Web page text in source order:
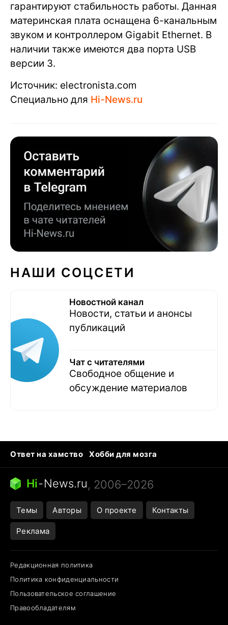
гарантируют стабильность работы. Данная
материнская плата оснащена 6-канальным
звуком и контроллером Gigabit Ethernet. В
наличии также имеются два порта USB
версии 3.
Источник: electronista.com
Специально для Hi-News.ru
НАШИ СОЦСЕТИ
Новостной канал
Новости, статьи и анонсы
публикаций
Чат с читателями
Свободное общение и
обсуждение материалов
Ответ на хамство
Хобби для мозга
Бензин 100 vs 95
Тунцы в океанариуме
Следующая пандемия
Hi-News.ru, 2006–2026
Темы Авторы О проекте Контакты
Реклама
Редакционная политика
Политика конфиденциальности
Пользовательское соглашение
Правообладателям